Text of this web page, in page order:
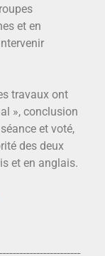
et en
travaux ont
», conclusion
et voté,
des deux
et en anglais.